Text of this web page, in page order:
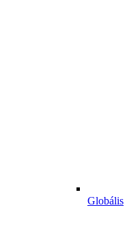
Globális